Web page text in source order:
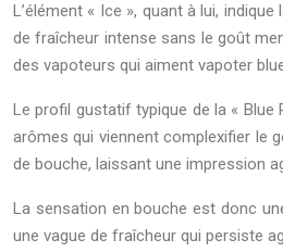
L’élément « Ice », quant à lui,
de fraîcheur intense sans le goût
des vapoteurs qui aiment vapoter
Le profil gustatif typique de la «
arômes qui viennent complexifier le
de bouche, laissant une impression
La sensation en bouche est donc
une vague de fraîcheur qui persiste